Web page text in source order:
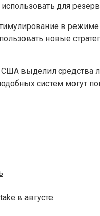
для
в
новые
выделил
систем могут
в августе